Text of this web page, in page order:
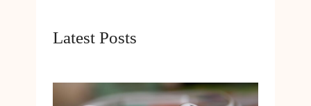
Latest Posts